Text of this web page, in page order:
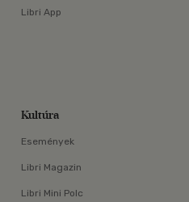
Libri App
Kultúra
Események
Libri Magazin
Libri Mini Polc